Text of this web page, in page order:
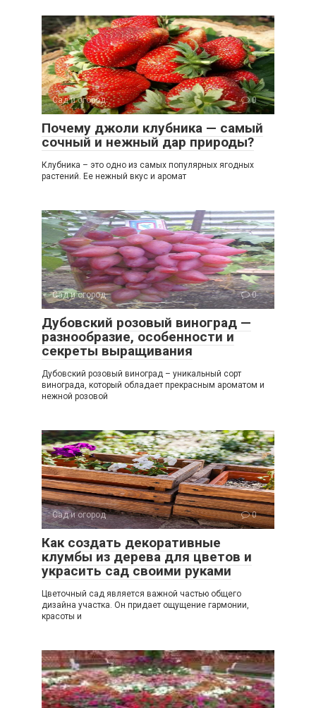
Сад и огород 0
Почему джоли клубника — самый
сочный и нежный дар природы?
Клубника – это одно из самых популярных ягодных
растений. Ее нежный вкус и аромат
Сад и огород 0
Дубовский розовый виноград —
разнообразие, особенности и
секреты выращивания
Дубовский розовый виноград – уникальный сорт
винограда, который обладает прекрасным ароматом и
нежной розовой
Сад и огород 0
Как создать декоративные
клумбы из дерева для цветов и
украсить сад своими руками
Цветочный сад является важной частью общего
дизайна участка. Он придает ощущение гармонии,
красоты и